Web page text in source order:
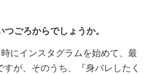
ごろからでしょうか。
にインスタグラムを始めて、最
が、そのうち、『身バレしたく